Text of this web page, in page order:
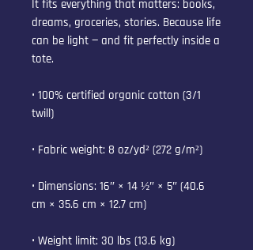
It fits everything that matters: books,
dreams, groceries, stories. Because life
can be light — and fit perfectly inside a
tote.
• 100% certified organic cotton (3/1
twill)
• Fabric weight: 8 oz/yd² (272 g/m²)
• Dimensions: 16″ × 14 ½″ × 5″ (40.6
cm × 35.6 cm × 12.7 cm)
• Weight limit: 30 lbs (13.6 kg)